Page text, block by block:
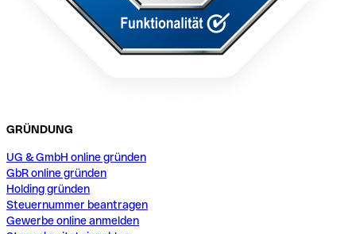
GRÜNDUNG
UG & GmbH online gründen
GbR online gründen
Holding gründen
Steuernummer beantragen
Gewerbe online anmelden